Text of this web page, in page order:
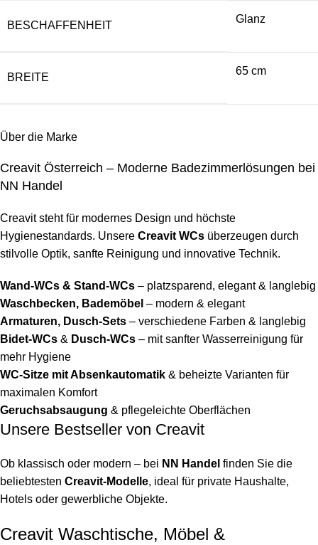
BESCHAFFENHEIT
Glanz
BREITE
65 cm
Über die Marke
Creavit Österreich – Moderne Badezimmerlösungen bei
NN Handel
Creavit steht für modernes Design und höchste
Hygienestandards. Unsere Creavit WCs überzeugen durch
stilvolle Optik, sanfte Reinigung und innovative Technik.
Wand-WCs & Stand-WCs – platzsparend, elegant & langlebig
Waschbecken, Bademöbel – modern & elegant
Armaturen, Dusch-Sets – verschiedene Farben & langlebig
Bidet-WCs & Dusch-WCs – mit sanfter Wasserreinigung für
mehr Hygiene
WC-Sitze mit Absenkautomatik & beheizte Varianten für
maximalen Komfort
Geruchsabsaugung & pflegeleichte Oberflächen
Unsere Bestseller von Creavit
Ob klassisch oder modern – bei NN Handel finden Sie die
beliebtesten Creavit-Modelle, ideal für private Haushalte,
Hotels oder gewerbliche Objekte.
Creavit Waschtische, Möbel &